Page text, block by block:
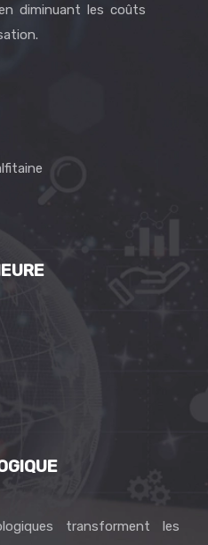
diminuant les coûts
transforment les